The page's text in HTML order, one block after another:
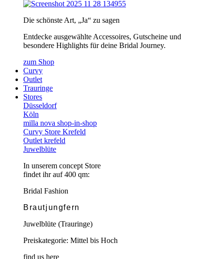
Die schönste Art, „Ja“ zu sagen
Entdecke ausgewählte Accessoires, Gutscheine und
besondere Highlights für deine Bridal Journey.
zum Shop
Curvy
Outlet
Trauringe
Stores
Düsseldorf
Köln
milla nova shop-in-shop
Curvy Store Krefeld
Outlet krefeld
Juwelblüte
In unserem concept Store
findet ihr auf 400 qm:
Bridal Fashion
Brautjungfern
Juwelblüte (Trauringe)
Preiskategorie: Mittel bis Hoch
find us here